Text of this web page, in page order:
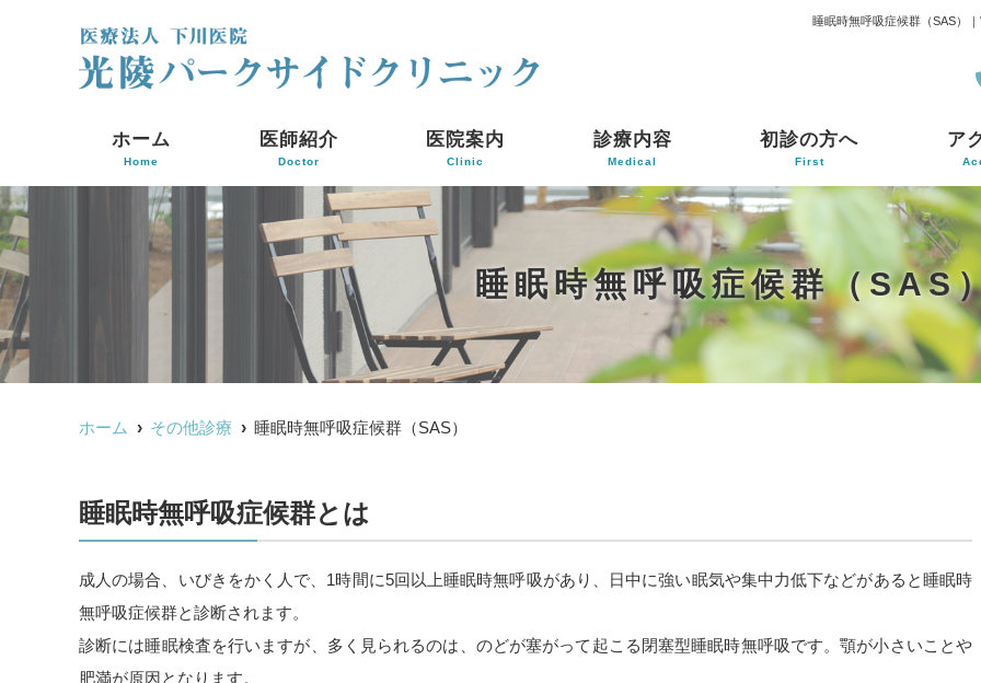
睡眠時無呼吸症候群（SAS）
ホーム
Home
医師紹介
Doctor
医院案内
Clinic
診療内容
Medical
初診の方へ
First
ア
睡眠時無呼吸症候群（SAS
ホーム その他診療 睡眠時無呼吸症候群（SAS）
睡眠時無呼吸症候群とは
成人の場合、いびきをかく人で、1時間に5回以上睡眠時無呼吸があり、日中に強い眠気や集中力低下などがあると睡眠時
無呼吸症候群と診断されます。
診断には睡眠検査を行いますが、多く見られるのは、のどが塞がって起こる閉塞型睡眠時無呼吸です。顎が小さいことや
肥満が原因となります。